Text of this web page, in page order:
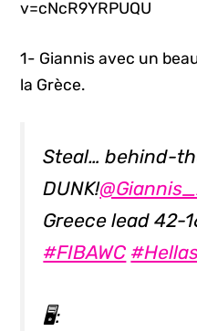
v=cNcR9YRPUQU
1- Giannis avec un
la Grèce.
Steal… behind-
DUNK!
Greece lead 42-
#FIBAWC
🖥: